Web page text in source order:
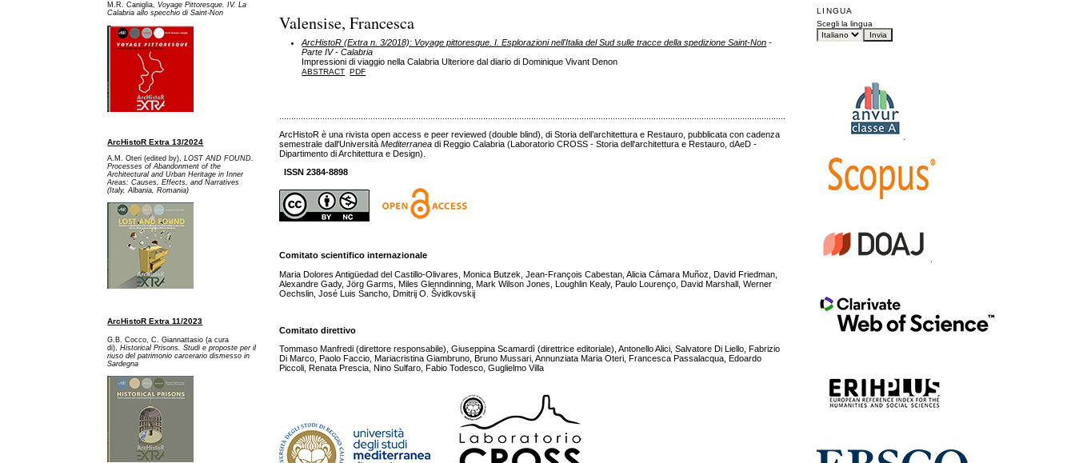
M.R. Caniglia,Voyage Pittoresque. IV. La
Calabria allo specchio di Saint-Non
ArcHistoR Extra 13/2024
A.M. Oteri (edited by),LOST AND FOUND.
Processes of Abandonment of the
Architectural and Urban Heritage in Inner
Areas: Causes, Effects, and Narratives
(Italy, Albania, Romania)
ArcHistoR Extra 11/2023
G.B. Cocco, C. Giannattasio (a cura
di),Historical Prisons. Studi e proposte per il
riuso del patrimonio carcerario dismesso in
Sardegna
LINGUA
Scegli la lingua
.
Valensise, Francesca
ArcHistoR (Extra n. 3/2018): Voyage pittoresque. I. Esplorazioni nell'Italia del Sud sulle tracce della spedizione Saint-Non -
Parte IV - Calabria
Impressioni di viaggio nella Calabria Ulteriore dal diario di Dominique Vivant Denon
ABSTRACT PDF
ArcHistoR è una rivista open access e peer reviewed (double blind), di Storia dell’architettura e Restauro, pubblicata con cadenza
semestrale dall'UniversitàMediterranea di Reggio Calabria (Laboratorio CROSS - Storia dell'architettura e Restauro, dAeD -
Dipartimento di Architettura e Design).
ISSN 2384-8898
Comitato scientifico internazionale
Maria Dolores Antigüedad del Castillo-Olivares, Monica Butzek, Jean-François Cabestan, Alicia Cámara Muñoz, David Friedman,
Alexandre Gady, Jörg Garms, Miles Glenndinning, Mark Wilson Jones, Loughlin Kealy, Paulo Lourenço, David Marshall, Werner
Oechslin, José Luis Sancho, Dmitrij O. Švidkovskij
Comitato direttivo
Tommaso Manfredi (direttore responsabile), Giuseppina Scamardì (direttrice editoriale), Antonello Alici, Salvatore Di Liello, Fabrizio
Di Marco, Paolo Faccio, Mariacristina Giambruno, Bruno Mussari, Annunziata Maria Oteri, Francesca Passalacqua, Edoardo
Piccoli, Renata Prescia, Nino Sulfaro, Fabio Todesco, Guglielmo Villa